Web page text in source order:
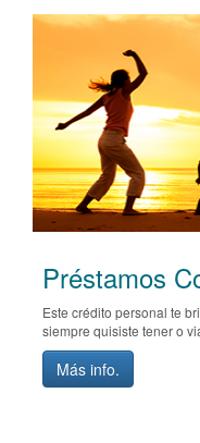
Préstamos
Este crédito personal te
siempre quisiste tener o
Más info.